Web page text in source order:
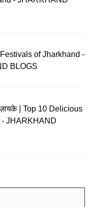
Festivals of Jharkhand -
BLOGS
ज़ायके | Top 10 Delicious
JHARKHAND